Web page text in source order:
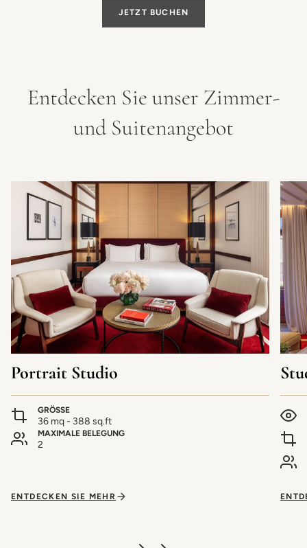
JETZT BUCHEN
Entdecken Sie unser Zimmer-
und Suitenangebot
Portrait Studio
GRÖSSE
36 mq - 388 sq.ft
MAXIMALE BELEGUNG
2
ENTDECKEN SIE MEHR